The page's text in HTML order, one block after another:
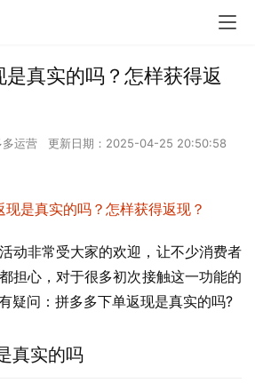
真实的吗？怎样获得返
多运营 更新日期： 2025-04-25 20:50:58
动非常受大家的欢迎，让不少消费者
担心，对于很多初次接触这一功能的
疑问：拼多多下单返现是真实的吗?
真实的吗